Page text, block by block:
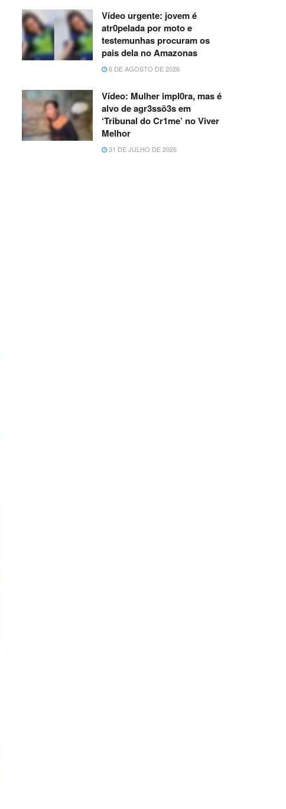
Vídeo urgente: jovem é
atr0pelada por moto e
testemunhas procuram os
pais dela no Amazonas
6 DE AGOSTO DE 2026
Vídeo: Mulher impl0ra, mas é
alvo de agr3ssõ3s em
‘Tribunal do Cr1me’ no Viver
Melhor
31 DE JULHO DE 2026